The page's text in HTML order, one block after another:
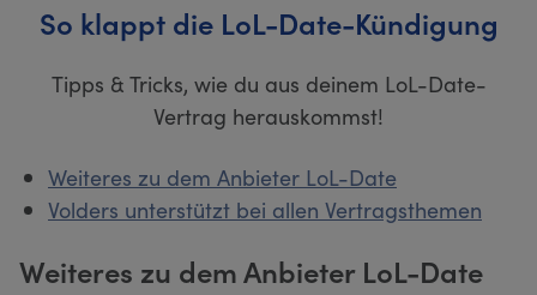
So klappt die LoL-Date-Kündigung
Tipps & Tricks, wie du aus deinem LoL-Date-
Vertrag herauskommst!
Weiteres zu dem Anbieter LoL-Date
Volders unterstützt bei allen Vertragsthemen
Weiteres zu dem Anbieter LoL-Date